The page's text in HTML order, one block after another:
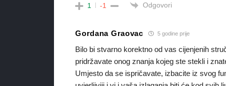
1 -1 Odgovori
Gordana Graovac 5 godine prije
Bilo bi stvarno korektno od vas cijenjenih
pridržavate onog znanja kojeg ste stekli i
Umjesto da se ispričavate, izbacite iz svog